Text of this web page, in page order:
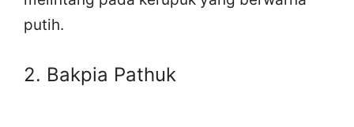
putih.
2. Bakpia Pathuk